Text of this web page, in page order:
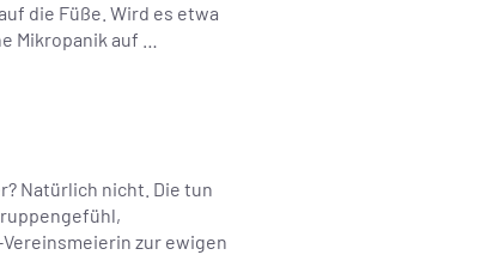
die Füße. Wird es etwa
Mikropanik auf …
Natürlich nicht. Die tun
zur ewigen